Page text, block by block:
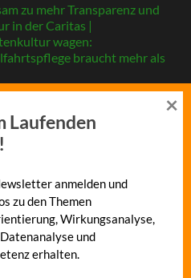
zu mehr Transparenz und
in der Caritas |
wagen:
braucht mehr als
Sozialen Arbeit eine
Laufenden
anmelden und
zu den Themen
Wirkungsanalyse,
und
erhalten.
×